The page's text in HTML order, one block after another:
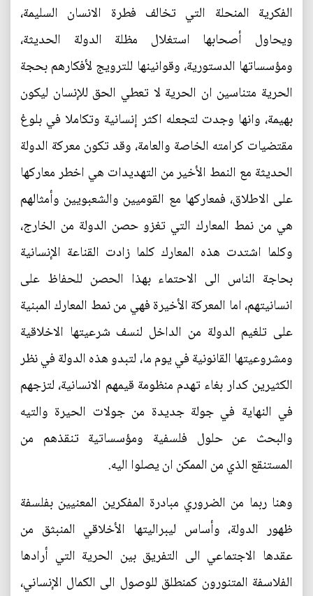
الفكرية المنحلة التي تخالف فطرة الانسان السليمة،
ويحاول أصحابها استغلال مظلة الدولة الحديثة،
ومؤسساتها الدستورية، وقوانينها للترويج لأفكارهم بحجة
الحرية متناسين ان الحرية لا تعطي الحق للإنسان ليكون
بهيمة، وانها وجدت لتجعله اكثر إنسانية وتكاملا في بلوغ
مقتضيات كرامته الخاصة والعامة، وقد تكون معركة الدولة
الحديثة مع النمط الأخير من التهديدات هي اخطر معاركها
على الاطلاق، فمعاركها مع القوميين والشعبويين وأمثالهم
هي من نمط المعارك التي تغزو حصن الدولة من الخارج،
وكلما اشتدت هذه المعارك كلما زادت القناعة الإنسانية
بحاجة الناس الى الاحتماء بهذا الحصن للحفاظ على
انسانيتهم، اما المعركة الأخيرة فهي من نمط المعارك المبنية
على تلغيم الدولة من الداخل لنسف شرعيتها الاخلاقية
ومشروعيتها القانونية في يوم ما، لتبدو هذه الدولة في نظر
الكثيرين كدار بغاء تهدم منظومة قيمهم الانسانية، لتزجهم
في النهاية في جولة جديدة من جولات الحيرة والتيه
والبحث عن حلول فلسفية ومؤسساتية تنقذهم من
المستنقع الذي من الممكن ان يصلوا اليه.
وهنا ربما من الضروري مبادرة المفكرين المعنيين بفلسفة
ظهور الدولة، وأساس ليبراليتها الأخلاقي المنبثق من
عقدها الاجتماعي الى التفريق بين الحرية التي أرادها
الفلاسفة المتنورون كمنطلق للوصول الى الكمال الإنساني،